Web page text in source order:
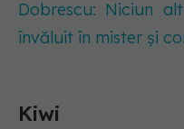
Dobrescu: Niciun
învăluit în mister și
Kiwi